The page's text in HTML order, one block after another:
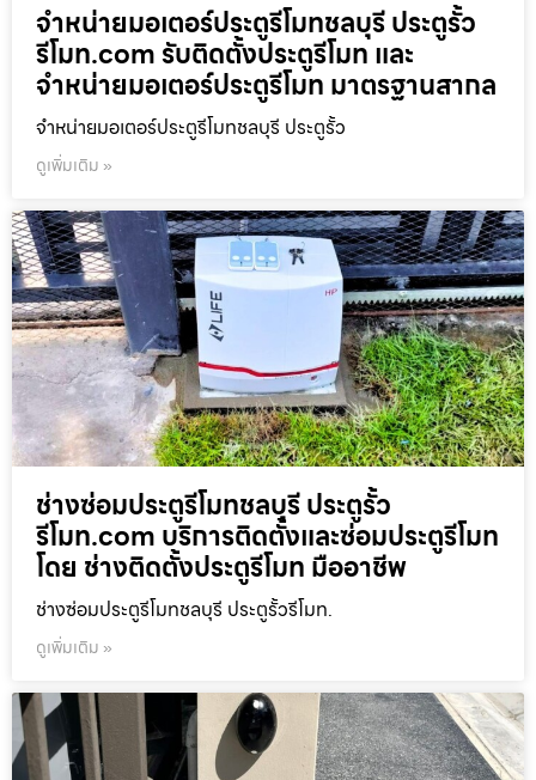
จำหน่ายมอเตอร์ประตูรีโมทชลบุรี ประตูรั้ว
รีโมท.com รับติดตั้งประตูรีโมท และ
จำหน่ายมอเตอร์ประตูรีโมท มาตรฐานสากล
จำหน่ายมอเตอร์ประตูรีโมทชลบุรี ประตูรั้ว
ดูเพิ่มเติม »
ช่างซ่อมประตูรีโมทชลบุรี ประตูรั้ว
รีโมท.com บริการติดตั้งและซ่อมประตูรีโมท
โดย ช่างติดตั้งประตูรีโมท มืออาชีพ
ช่างซ่อมประตูรีโมทชลบุรี ประตูรั้วรีโมท.
ดูเพิ่มเติม »